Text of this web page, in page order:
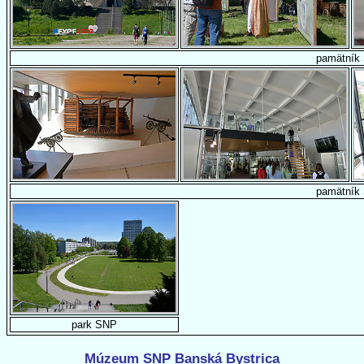
pamätník
pamätník
park SNP
Múzeum SNP Banská Bystrica